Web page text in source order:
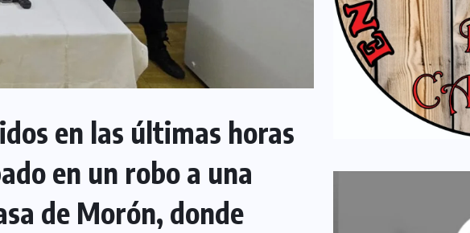
en las últimas horas
en un robo a una
de Morón, donde